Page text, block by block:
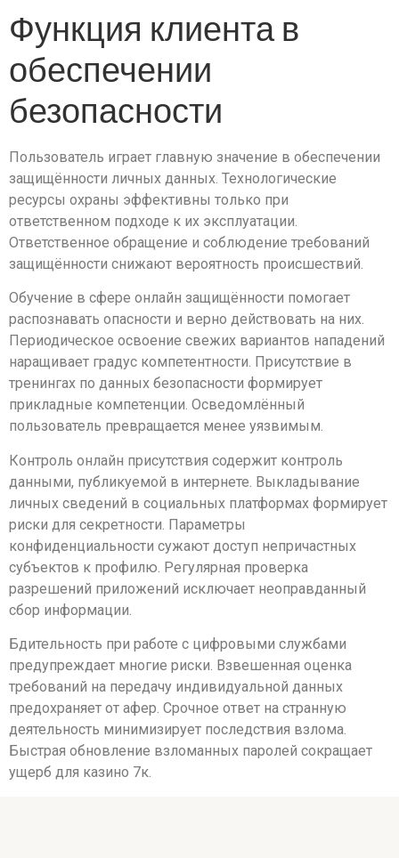
Функция клиента в
обеспечении
безопасности
Пользователь играет главную значение в обеспечении
защищённости личных данных. Технологические
ресурсы охраны эффективны только при
ответственном подходе к их эксплуатации.
Ответственное обращение и соблюдение требований
защищённости снижают вероятность происшествий.
Обучение в сфере онлайн защищённости помогает
распознавать опасности и верно действовать на них.
Периодическое освоение свежих вариантов нападений
наращивает градус компетентности. Присутствие в
тренингах по данных безопасности формирует
прикладные компетенции. Осведомлённый
пользователь превращается менее уязвимым.
Контроль онлайн присутствия содержит контроль
данными, публикуемой в интернете. Выкладывание
личных сведений в социальных платформах формирует
риски для секретности. Параметры
конфиденциальности сужают доступ непричастных
субъектов к профилю. Регулярная проверка
разрешений приложений исключает неоправданный
сбор информации.
Бдительность при работе с цифровыми службами
предупреждает многие риски. Взвешенная оценка
требований на передачу индивидуальной данных
предохраняет от афер. Срочное ответ на странную
деятельность минимизирует последствия взлома.
Быстрая обновление взломанных паролей сокращает
ущерб для казино 7к.